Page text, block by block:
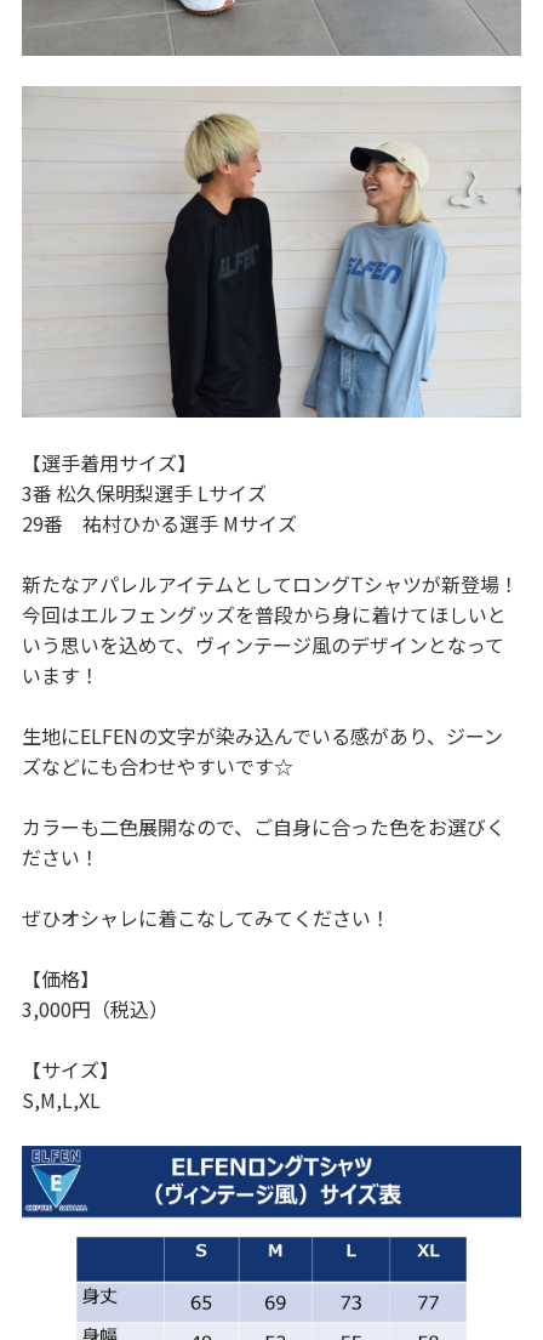
【選手着用サイズ】
3番 松久保明梨選手 Lサイズ
29番 祐村ひかる選手 Mサイズ
新たなアパレルアイテムとしてロングTシャツが新登場！
今回はエルフェングッズを普段から身に着けてほしいと
いう思いを込めて、ヴィンテージ風のデザインとなって
います！
生地にELFENの文字が染み込んでいる感があり、ジーン
ズなどにも合わせやすいです☆
カラーも二色展開なので、ご自身に合った色をお選びく
ださい！
ぜひオシャレに着こなしてみてください！
【価格】
3,000円（税込）
【サイズ】
S,M,L,XL